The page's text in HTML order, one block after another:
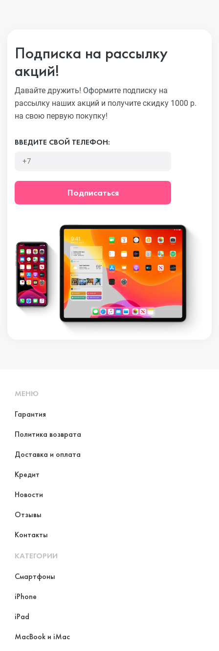
Подписка на рассылку
акций!
Давайте дружить! Оформите подписку на
рассылку наших акций и получите скидку 1000 р.
на свою первую покупку!
ВВЕДИТЕ СВОЙ ТЕЛЕФОН:
Подписаться
МЕНЮ
Гарантия
Политика возврата
Доставка и оплата
Кредит
Новости
Отзывы
Контакты
КАТЕГОРИИ
Смартфоны
iPhone
iPad
MacBook и iMac